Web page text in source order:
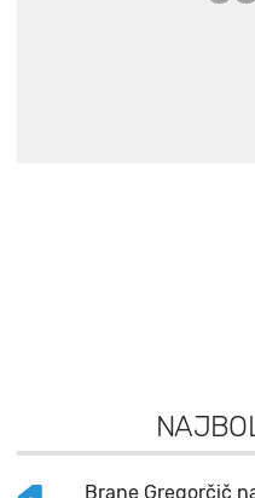
Brane Gregorčič